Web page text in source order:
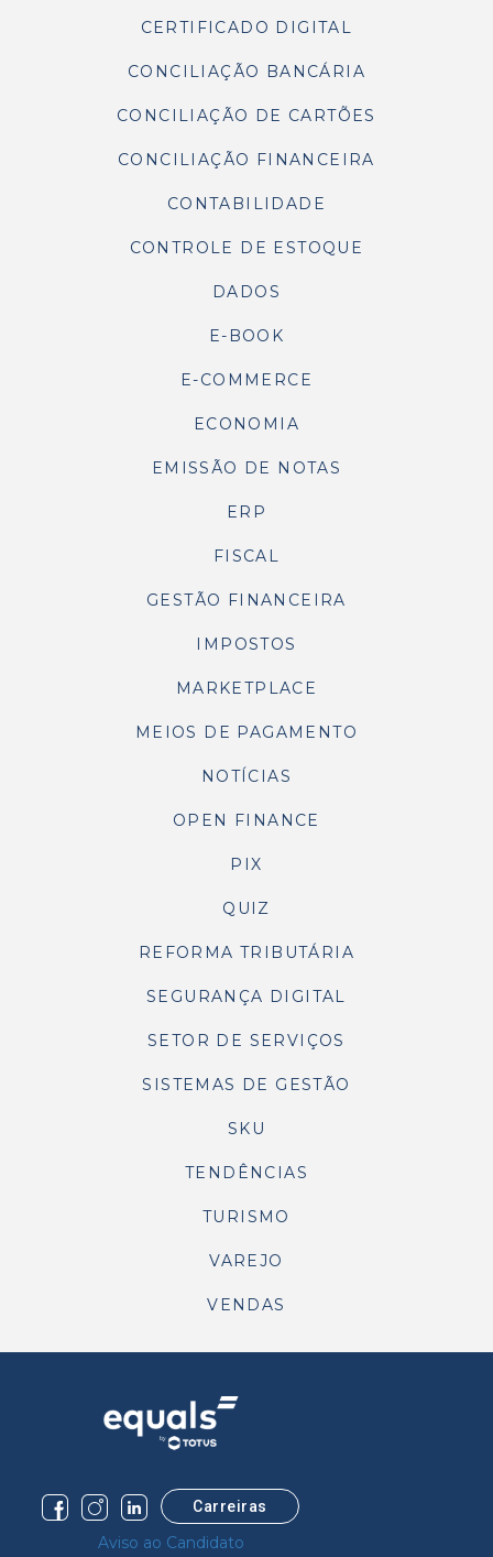
CERTIFICADO DIGITAL
CONCILIAÇÃO BANCÁRIA
CONCILIAÇÃO DE CARTÕES
CONCILIAÇÃO FINANCEIRA
CONTABILIDADE
CONTROLE DE ESTOQUE
DADOS
E-BOOK
E-COMMERCE
ECONOMIA
EMISSÃO DE NOTAS
ERP
FISCAL
GESTÃO FINANCEIRA
IMPOSTOS
MARKETPLACE
MEIOS DE PAGAMENTO
NOTÍCIAS
OPEN FINANCE
PIX
QUIZ
REFORMA TRIBUTÁRIA
SEGURANÇA DIGITAL
SETOR DE SERVIÇOS
SISTEMAS DE GESTÃO
SKU
TENDÊNCIAS
TURISMO
VAREJO
VENDAS
Carreiras
Aviso ao Candidato